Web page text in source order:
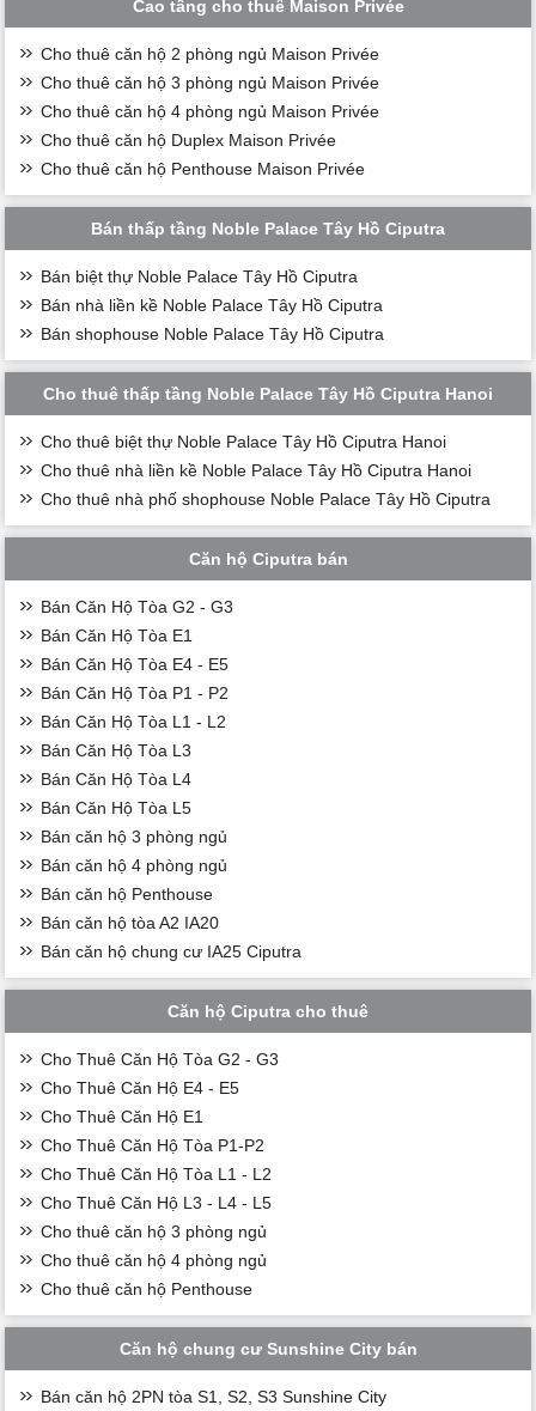
Cao tầng cho thuê Maison Privée
Cho thuê căn hộ 2 phòng ngủ Maison Privée
Cho thuê căn hộ 3 phòng ngủ Maison Privée
Cho thuê căn hộ 4 phòng ngủ Maison Privée
Cho thuê căn hộ Duplex Maison Privée
Cho thuê căn hộ Penthouse Maison Privée
Bán thấp tầng Noble Palace Tây Hồ Ciputra
Bán biệt thự Noble Palace Tây Hồ Ciputra
Bán nhà liền kề Noble Palace Tây Hồ Ciputra
Bán shophouse Noble Palace Tây Hồ Ciputra
Cho thuê thấp tầng Noble Palace Tây Hồ Ciputra Hanoi
Cho thuê biệt thự Noble Palace Tây Hồ Ciputra Hanoi
Cho thuê nhà liền kề Noble Palace Tây Hồ Ciputra Hanoi
Cho thuê nhà phố shophouse Noble Palace Tây Hồ Ciputra
Căn hộ Ciputra bán
Bán Căn Hộ Tòa G2 - G3
Bán Căn Hộ Tòa E1
Bán Căn Hộ Tòa E4 - E5
Bán Căn Hộ Tòa P1 - P2
Bán Căn Hộ Tòa L1 - L2
Bán Căn Hộ Tòa L3
Bán Căn Hộ Tòa L4
Bán Căn Hộ Tòa L5
Bán căn hộ 3 phòng ngủ
Bán căn hộ 4 phòng ngủ
Bán căn hộ Penthouse
Bán căn hộ tòa A2 IA20
Bán căn hộ chung cư IA25 Ciputra
Căn hộ Ciputra cho thuê
Cho Thuê Căn Hộ Tòa G2 - G3
Cho Thuê Căn Hộ E4 - E5
Cho Thuê Căn Hộ E1
Cho Thuê Căn Hộ Tòa P1-P2
Cho Thuê Căn Hộ Tòa L1 - L2
Cho Thuê Căn Hộ L3 - L4 - L5
Cho thuê căn hộ 3 phòng ngủ
Cho thuê căn hộ 4 phòng ngủ
Cho thuê căn hộ Penthouse
Căn hộ chung cư Sunshine City bán
Bán căn hộ 2PN tòa S1, S2, S3 Sunshine City